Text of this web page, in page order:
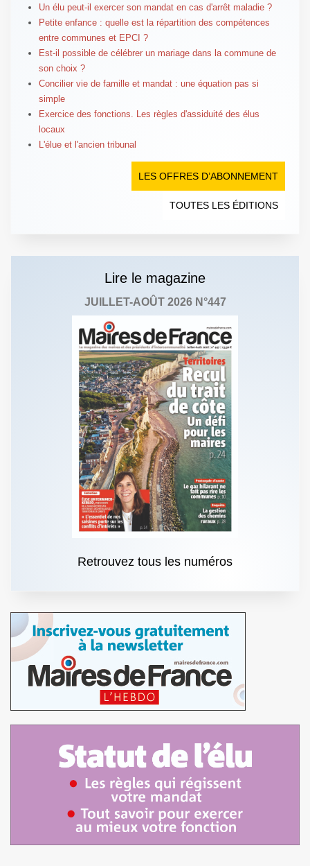
Un élu peut-il exercer son mandat en cas d'arrêt maladie ?
Petite enfance : quelle est la répartition des compétences
entre communes et EPCI ?
Est-il possible de célébrer un mariage dans la commune de
son choix ?
Concilier vie de famille et mandat : une équation pas si
simple
Exercice des fonctions. Les règles d'assiduité des élus
locaux
L'élue et l'ancien tribunal
LES OFFRES D’ABONNEMENT
TOUTES LES ÉDITIONS
Lire le magazine
JUILLET-AOÛT 2026 N°447
Retrouvez tous les numéros